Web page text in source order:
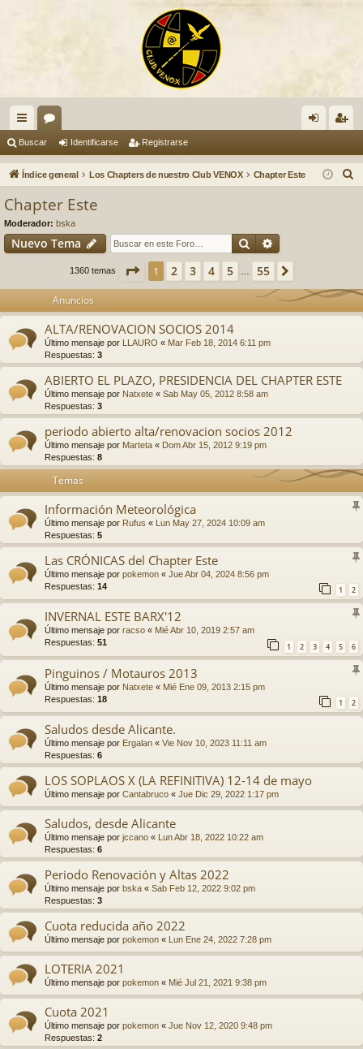
nl
ac
pi
s
or
os nti ist
Buscar Identificarse Registrarse
Índice general Los Chapters de nuestro Club VENOX Chapter Este
Chapter Este
Moderador: bska
Nuevo Tema Buscar
1360 temas Página de 55
1 2 3 4 5 55
Anuncios
ALTA/RENOVACION SOCIOS 2014
Último mensaje por LLAURO « Mar Feb 18, 2014 6:11 pm
Respuestas: 3
ABIERTO EL PLAZO, PRESIDENCIA DEL CHAPTER ESTE
Último mensaje por Natxete « Sab May 05, 2012 8:58 am
Respuestas: 3
periodo abierto alta/renovacion socios 2012
Último mensaje por Marteta « Dom Abr 15, 2012 9:19 pm
Respuestas: 8
Temas
Información Meteorológica
Último mensaje por Rufus « Lun May 27, 2024 10:09 am
Respuestas: 5
Las CRÓNICAS del Chapter Este
Último mensaje por pokemon « Jue Abr 04, 2024 8:56 pm
Respuestas: 14 1 2
INVERNAL ESTE BARX'12
Último mensaje por racso « Mié Abr 10, 2019 2:57 am
Respuestas: 51 1 2 3 4 5 6
Pinguinos / Motauros 2013
Último mensaje por Natxete « Mié Ene 09, 2013 2:15 pm
Respuestas: 18 1 2
Saludos desde Alicante.
Último mensaje por Ergalan « Vie Nov 10, 2023 11:11 am
Respuestas: 6
LOS SOPLAOS X (LA REFINITIVA) 12-14 de mayo
Último mensaje por Cantabruco « Jue Dic 29, 2022 1:17 pm
Saludos, desde Alicante
Último mensaje por jccano « Lun Abr 18, 2022 10:22 am
Respuestas: 6
Periodo Renovación y Altas 2022
Último mensaje por bska « Sab Feb 12, 2022 9:02 pm
Respuestas: 3
Cuota reducida año 2022
Último mensaje por pokemon « Lun Ene 24, 2022 7:28 pm
LOTERIA 2021
Último mensaje por pokemon « Mié Jul 21, 2021 9:38 pm
Cuota 2021
Último mensaje por pokemon « Jue Nov 12, 2020 9:48 pm
Respuestas: 2